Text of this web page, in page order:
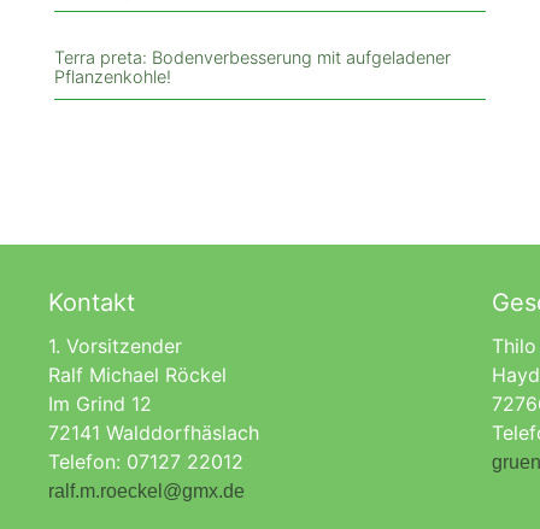
Terra preta: Bodenverbesserung mit aufgeladener
Pflanzenkohle!
Kontakt
1. Vorsitzender
Ralf Michael Röckel
Im Grind 12
72141 Walddorfhäslach
Telefon: 07127 22012
ralf.m.roeckel@gmx.de